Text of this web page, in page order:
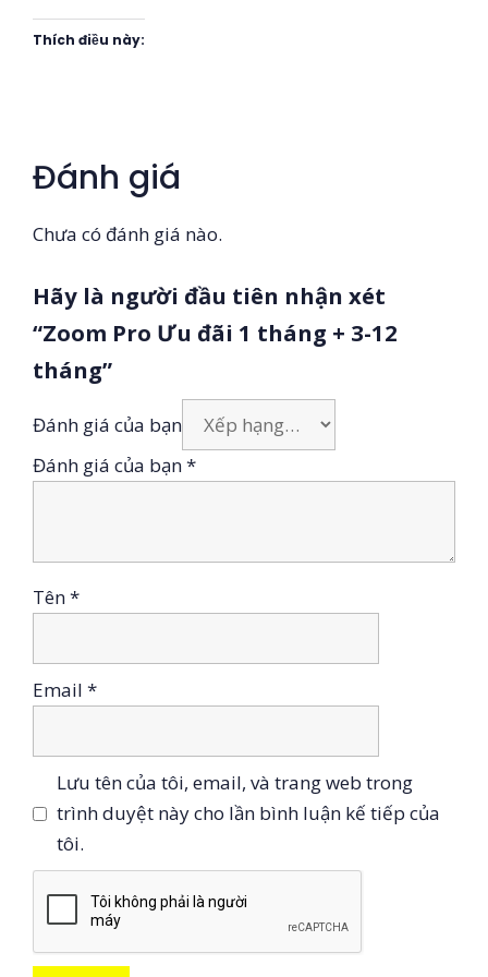
Thích điều này:
Đánh giá
Chưa có đánh giá nào.
Hãy là người đầu tiên nhận xét
“Zoom Pro Ưu đãi 1 tháng + 3-12
tháng”
Đánh giá của bạn
Đánh giá của bạn*
Tên*
Email *
Lưu tên của tôi, email, và trang web trong
trình duyệt này cho lần bình luận kế tiếp của
tôi.